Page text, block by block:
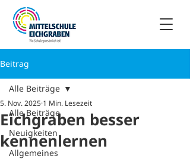
Beitrag
Alle Beiträge
Neuigkeiten
Allgemeines
Alle Beiträge
Eichgraben besser
kennenlernen
5. Nov. 2025 1 Min. Lesezeit